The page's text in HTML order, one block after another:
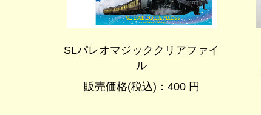
SLパレオマジッククリアファイ
ル
販売価格(税込)：400 円